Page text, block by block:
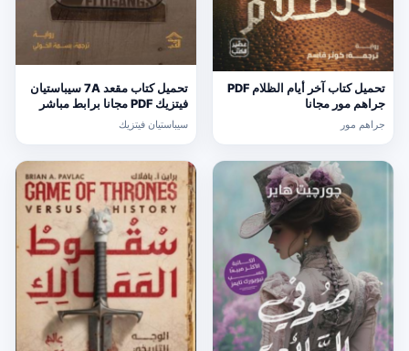
تحميل كتاب آخر أيام الظلام PDF
جراهم مور مجانا
جراهم مور
تحميل كتاب مقعد 7A سيباستيان
فيتزيك PDF مجانا برابط مباشر
سيباستيان فيتزيك